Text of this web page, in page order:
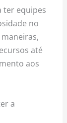
ter equipes
no
até
aos
a